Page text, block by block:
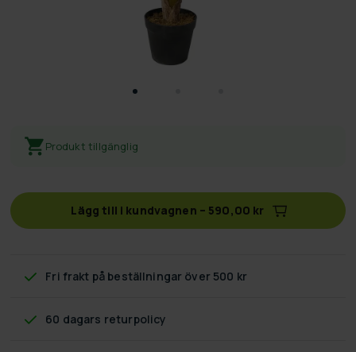
Produkt tillgänglig
Lägg till i kundvagnen – 590,00 kr
Fri frakt på beställningar över 500 kr
60 dagars returpolicy